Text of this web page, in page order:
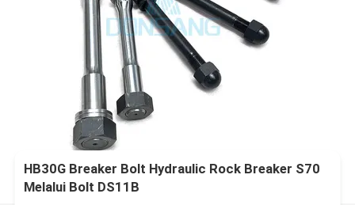
HB30G Breaker Bolt Hydraulic Rock Breaker S70
Melalui Bolt DS11B